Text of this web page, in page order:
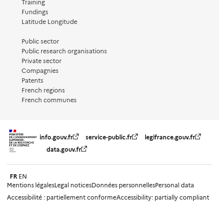
Training
Fundings
Latitude Longitude
Public sector
Public research organisations
Private sector
Compagnies
Patents
French regions
French communes
info.gouv.fr service-public.fr
legifrance.gouv.fr
data.gouv.fr
FR EN
Mentions légalesLegal noticesDonnées personnellesPersonal data
Accessibilité : partiellement conformeAccessibility: partially compliant